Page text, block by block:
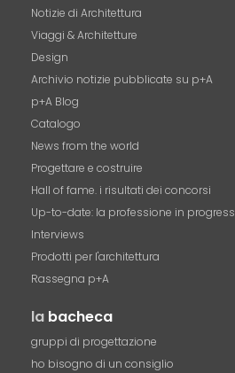
Notizie di Architettura
Viaggi & Architetture
Design
Archivio notizie pubblicate su p+A
p+A Blog
Catalogo
News from the world
Progettare e costruire
Hall of fame. i risultati dei concorsi
Up-to-date: la professione in progress
Interviews
Prodotti per l'architettura
Rassegna p+A
la bacheca
gruppi di progettazione
ho bisogno di un consiglio